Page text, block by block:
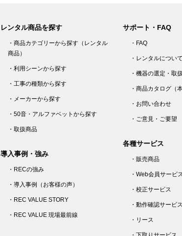
レンタル商品を探す
・商品カテゴリーから探す（レンタル
商品）
・利用シーンから探す
・工事の種類から探す
・メーカーから探す
・50音・アルファベットから探す
・取扱商品
導入事例・強み
・RECの強み
・導入事例（お客様の声）
・REC VALUE STORY
・REC VALUE 現場最前線
サポート・FAQ
・FAQ
・レンタルについて
・機器の選定・取
・商品カタログ（本
・お問い合わせ
・ご意見・ご要望
各種サービス
・販売商品
・Web会員サービ
・校正サービス
・動作確認サービス
・リース